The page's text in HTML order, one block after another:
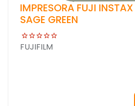
IMPRESORA FUJI
SAGE GREEN
FUJIFILM